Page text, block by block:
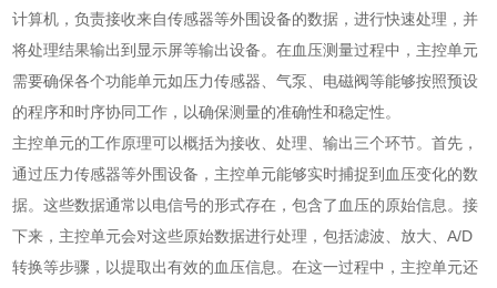
计算机，负责接收来自传感器等外围设备的数据，进行快速处理，并
将处理结果输出到显示屏等输出设备。在血压测量过程中，主控单元
需要确保各个功能单元如压力传感器、气泵、电磁阀等能够按照预设
的程序和时序协同工作，以确保测量的准确性和稳定性。
主控单元的工作原理可以概括为接收、处理、输出三个环节。首先，
通过压力传感器等外围设备，主控单元能够实时捕捉到血压变化的数
据。这些数据通常以电信号的形式存在，包含了血压的原始信息。接
下来，主控单元会对这些原始数据进行处理，包括滤波、放大、A/D
转换等步骤，以提取出有效的血压信息。在这一过程中，主控单元还